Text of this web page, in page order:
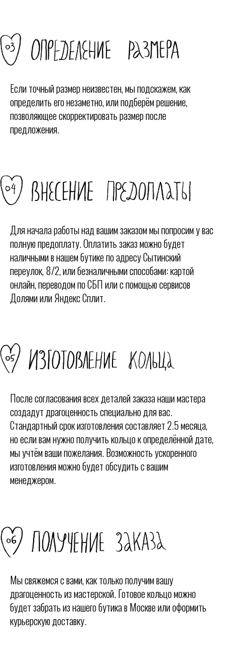
Если точный размер неизвестен, мы подскажем, как
определить его незаметно, или подберём решение,
позволяющее скорректировать размер после
предложения.
Для начала работы над вашим заказом мы попросим у вас
полную предоплату. Оплатить заказ можно будет
наличными в нашем бутике по адресу Сытинский
переулок, 8/2, или безналичными способами: картой
онлайн, переводом по СБП или с помощью сервисов
Долями или Яндекс Сплит.
После согласования всех деталей заказа наши мастера
создадут драгоценность специально для вас.
Стандартный срок изготовления составляет 2.5 месяца,
но если вам нужно получить кольцо к определённой дате,
мы учтём ваши пожелания. Возможность ускоренного
изготовления можно будет обсудить с вашим
менеджером.
Мы свяжемся с вами, как только получим вашу
драгоценность из мастерской. Готовое кольцо можно
будет забрать из нашего бутика в Москве или оформить
курьерскую доставку.